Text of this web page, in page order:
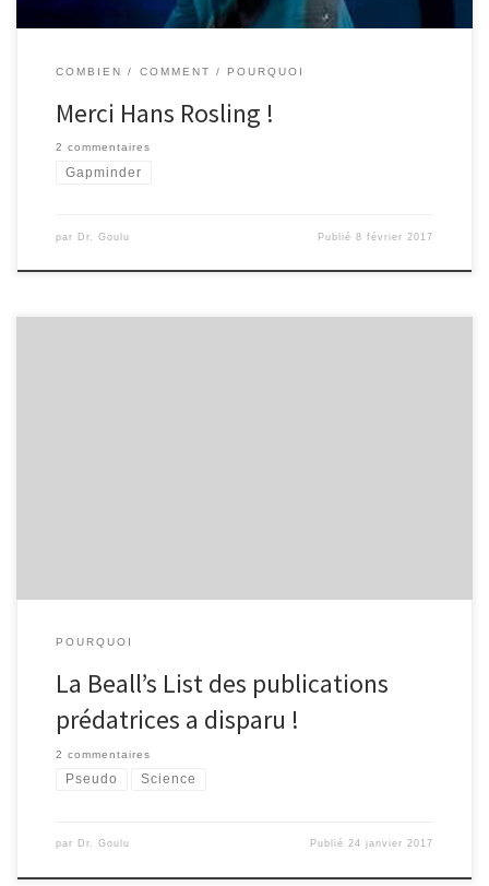
COMBIEN COMMENT POURQUOI
Merci Hans Rosling !
2 commentaires
Gapminder
par Dr. Goulu Publié8 février 2017
POURQUOI
La Beall’s List des publications
prédatrices a disparu !
2 commentaires
Pseudo Science
par Dr. Goulu Publié24 janvier 2017